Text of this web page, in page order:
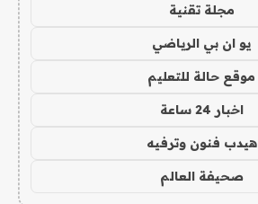
مجلة تقنية
يو ان بي الرياضي
موقع حالة للتعليم
اخبار 24 ساعة
هيدب فنون وترفيه
صحيفة العالم